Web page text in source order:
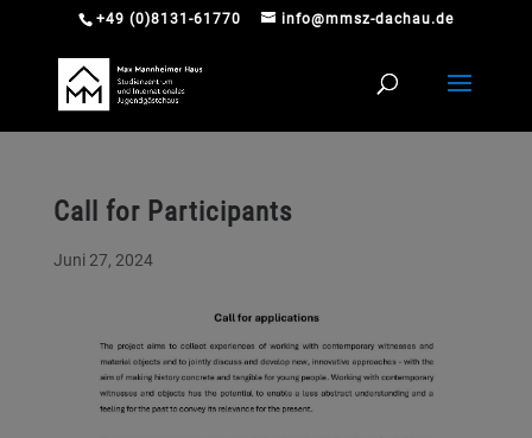
+49 (0)8131-61770 info@mmsz-dachau.de
Call for Participants
Juni 27, 2024